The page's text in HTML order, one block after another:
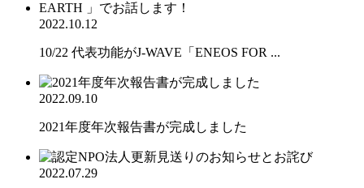
2022.10.12
10/22 代表功能がJ-WAVE「ENEOS FOR ...
2022.09.10
2021年度年次報告書が完成しました
2022.07.29